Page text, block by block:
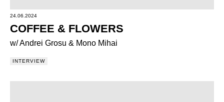
24.06.2024
COFFEE & FLOWERS
w/ Andrei Grosu & Mono Mihai
INTERVIEW